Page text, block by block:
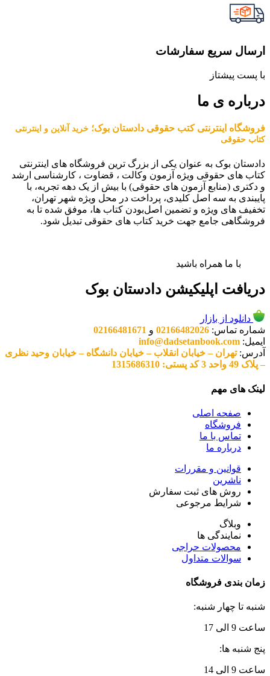
ارسال سریع سفارشات
با پست پیشتاز
درباره ی ما
فروشگاه اینترنتی کتب حقوقی دادستان بوک؛ خرید آنلاین و اینترنتی
کتاب حقوقی
دادستان بوک به عنوان یکی از بزرگ ترین فروشگاه های اینترنتی
کتاب های حقوقی ویژه آزمون وکالت ، قضاوت ، کارشناسی ارشد
و دکتری (منابع آزمون های حقوقی) با بیش از یک دهه تجربه، با
پایبندی به سه اصل کلیدی، پرداخت در محل ویژه شهر تهران،
تخفیف های ویژه و تضمین اصل‌بودن کتاب ها، موفق شده تا به
فروشگاهی جامع جهت خرید کتاب های حقوقی تبدیل شود.
با ما همراه باشید
دریافت اپلیکیشن دادستان بوک
دانلود از بازار
شماره تماس: 02166482026 و 02166481671
ایمیل: info@dadsetanbook.com
آدرس:تهران – خیابان انقلاب – خیابان دانشگاه – خیابان وحید نظری
– پلاک 49 واحد 3 کد پستی: 1315686310
لینک های مهم
صفحه اصلی
فروشگاه
تماس با ما
درباره ما
قوانین و مقررات
ناشرین
روش های ثبت سفارش
شرایط مرجوعی
وبلاگ
نمایندگی ها
محصولات حراجی
سوالات متداول
زمان بندی فروشگاه
شنبه تا چهار شنبه:
ساعت 9 الی 17
پنج شنبه ها:
ساعت 9 الی 14